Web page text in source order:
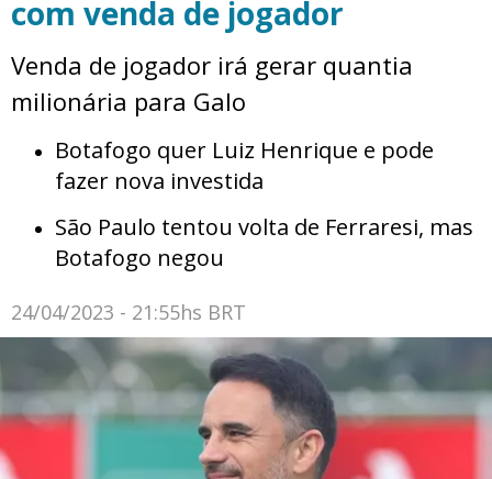
com venda de jogador
Venda de jogador irá gerar quantia
milionária para Galo
Botafogo quer Luiz Henrique e pode
fazer nova investida
São Paulo tentou volta de Ferraresi, mas
Botafogo negou
24/04/2023 - 21:55hs BRT